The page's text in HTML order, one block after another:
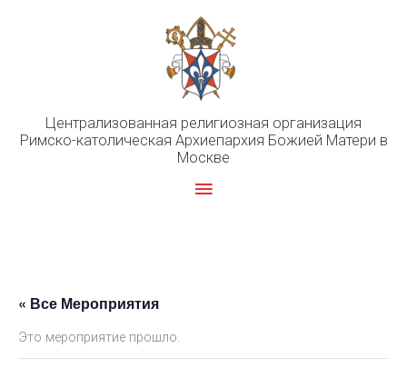
Централизованная религиозная организация
Римско-католическая Архиепархия Божией Матери в
Москве
Главное
« Все Мероприятия
Это мероприятие прошло.